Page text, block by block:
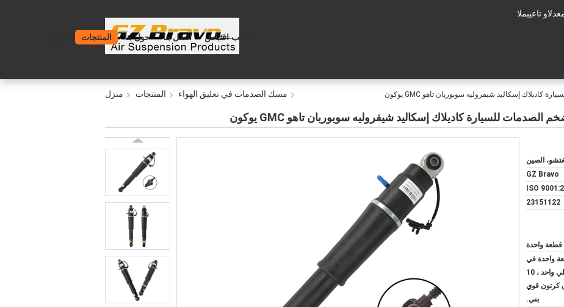
والدعم الفنى:
المنتجات حول بنا اتصل بنا طلب اقتباس
منزل المنتجات مسك الصدمات في تعليق الهواء
الصين
GZ Bravo
ISO
23151122
قطعة واحدة
واحدة في
صندوق بني داخلي واحد ، 10
كرتون قوي
بني.